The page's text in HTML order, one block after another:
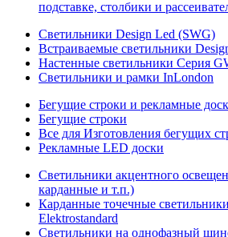
подставке, столбики и
Светильники Design Led (SWG)
Встраиваемые светильники
Настенные светильники Серия
Светильники и рамки InLondon
Бегущие строки и рекламные
Бегущие строки
Все для Изготовления бегущих
Рекламные LED доски
Светильники акцентного
карданные и т.п.)
Карданные точечные
Elektrostandard
Светильники на однофазный